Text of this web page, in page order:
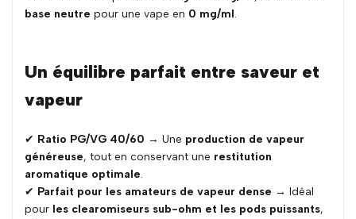
base neutre pour une vape en 0 mg/ml.
Un équilibre parfait entre saveur et
vapeur
✔ Ratio PG/VG 40/60 → Une production de vapeur
généreuse, tout en conservant une restitution
aromatique optimale.
✔ Parfait pour les amateurs de vapeur dense → Idéal
pour les clearomiseurs sub-ohm et les pods puissants,